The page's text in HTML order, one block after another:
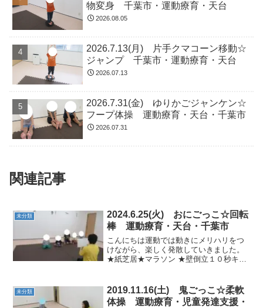
物変身 千葉市・運動療育・天台
2026.08.05
2026.7.13(月) 片手クマコーン移動☆
ジャンプ 千葉市・運動療育・天台
2026.07.13
2026.7.31(金) ゆりかごジャンケン☆
フープ体操 運動療育・天台・千葉市
2026.07.31
関連記事
未分類
2024.6.25(火) おにごっこ☆回転
棒 運動療育・天台・千葉市
こんにちは運動では動きにメリハリをつ
けながら、楽しく発散していきました。
★紙芝居★マラソン ★壁倒立１０秒キー
ャレンジ！ ★回転棒目標回数を決めてジ
ャンプ！ ...
未分類
2019.11.16(土) 鬼ごっこ☆柔軟
体操 運動療育・児童発達支援・